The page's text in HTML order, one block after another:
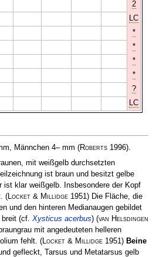
2
LC
*
*
*
*
?
LC
Männchen 4– mm (Roberts1996).
mit weißgelb durchsetzten
ist braun und besitzt gelbe
ist klar weißgelb. Insbesondere der Kopf
(Locket & Millidge1951)Die Fläche, die
und den hinteren Medianaugen gebildet
(cf. Xysticus acerbus) (van Helsdingen
mit angedeuteten helleren
fehlt. (Locket & Millidge1951) Beine
gefleckt, Tarsus und Metatarsus gelb